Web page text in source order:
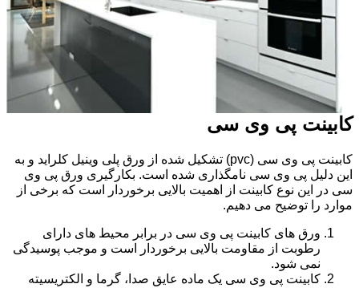
کابینت پی وی سی
کابینت پی وی سی (pvc) تشکیل شده از ورق پلی وینیل کلراید و به
این دلیل پی وی سی نامگذاری شده است. بکارگیری ورق پی وی
سی در این نوع کابینت از اهمیت بالایی برخوردار است که برخی از
موارد را توضیح می دهیم.
ورق های کابینت پی وی سی در برابر محیط های دارای
رطوبت از مقاومت بالایی برخوردار است و موجب پوسیدگی
نمی شود.
کابینت پی وی سی یک ماده عایق صدا، گرما و الکتریسیته